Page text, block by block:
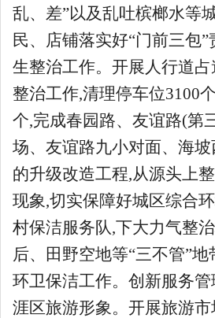
乱、差”以及乱吐槟榔水等
民、店铺落实好“门前三包
生整治工作。开展人行道
整治工作,清理停车位3100
个,完成春园路、友谊路(第
场、友谊路九小对面、海
的升级改造工程,从源头上
现象,切实保障好城区综合
村保洁服务队,下大力气整
后、田野空地等“三不管”
环卫保洁工作。创新服务
涯区旅游形象。开展旅游